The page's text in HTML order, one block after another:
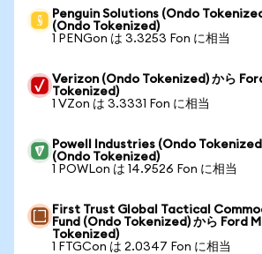
Penguin Solutions (Ondo
(Ondo Tokenized)
1 PENGon は 3.3253 Fon に相当
Verizon (Ondo Tokenized) から
Tokenized)
1 VZon は 3.3331 Fon に相当
Powell Industries (Ondo
(Ondo Tokenized)
1 POWLon は 14.9526 Fon に相当
First Trust Global Tactical
Fund (Ondo Tokenized) から Ford
Tokenized)
1 FTGCon は 2.0347 Fon に相当